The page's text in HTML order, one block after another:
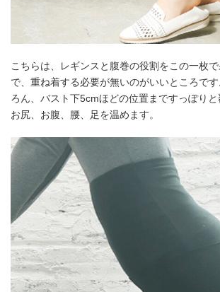
こちらは、レギンスと腹巻の役割をこの一枚
で、重ね着する必要が無いのがいいところで
ろん、バスト下5cmほどの位置まですっぽり
お尻、お腹、腰、足を温めます。